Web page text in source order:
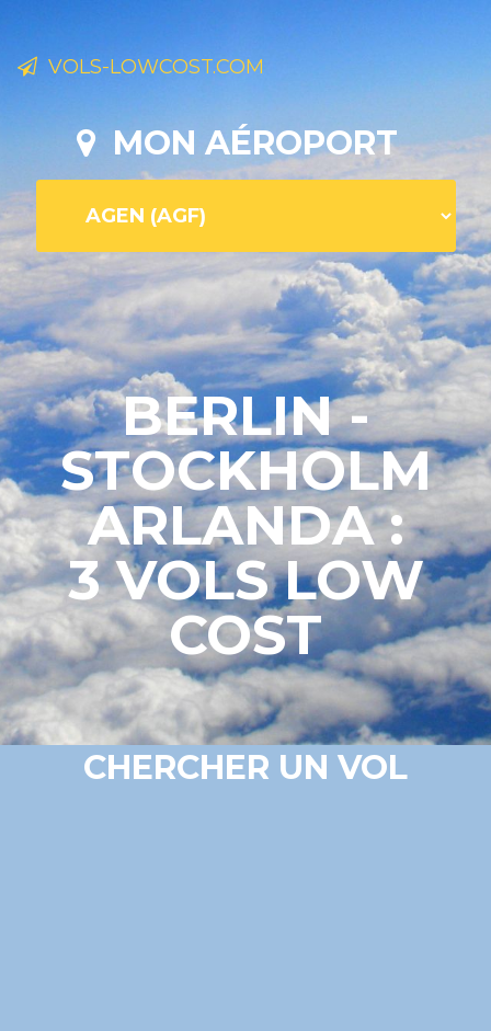
VOLS-LOWCOST.COM
MON AÉROPORT
BERLIN -
STOCKHOLM
ARLANDA :
3 VOLS LOW
COST
CHERCHER UN VOL